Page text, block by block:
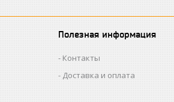
Полезная информация
Контакты
Доставка и оплата